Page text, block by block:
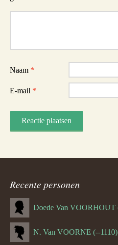
Naam *
E-mail *
Recente personen
N. Van VOORNE (--1110)